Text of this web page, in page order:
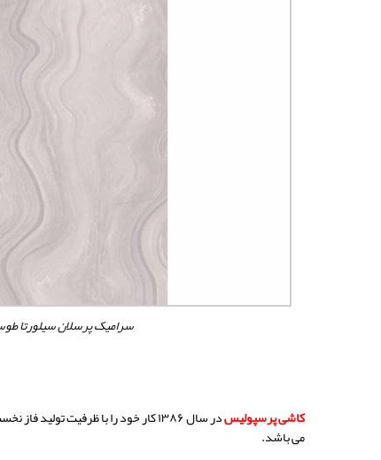
سرامیک پرسلان سیلورتا
کاشی پرسپولیسدر سال ۱۳۸۶ کار خود را با ظرفیت تولید فاز نخست
می باشد.